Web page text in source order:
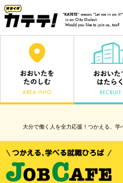
大分で働く人を全力応援！つかえる、学